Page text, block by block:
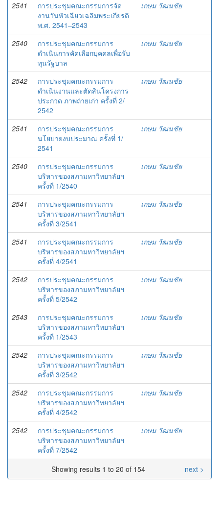
2541
การประชุมคณะกรรมการจัด
งานวันหัวเฉียวเฉลิมพระเกียรติ
พ.ศ. 2541–2543
เกษม วัฒนชัย
2540
การประชุมคณะกรรมการ
ดำเนินการคัดเลือกบุคคลเพื่อรับ
ทุนรัฐบาล
เกษม วัฒนชัย
2542
การประชุมคณะกรรมการ
ดำเนินงานและตัดสินโครงการ
ประกวด ภาพถ่ายเก่า ครั้งที่ 2/
2542
เกษม วัฒนชัย
2541
การประชุมคณะกรรมการ
นโยบายงบประมาณ ครั้งที่ 1/
2541
เกษม วัฒนชัย
2540
การประชุมคณะกรรมการ
บริหารของสภามหาวิทยาลัยฯ
ครั้งที่ 1/2540
เกษม วัฒนชัย
2541
การประชุมคณะกรรมการ
บริหารของสภามหาวิทยาลัยฯ
ครั้งที่ 3/2541
เกษม วัฒนชัย
2541
การประชุมคณะกรรมการ
บริหารของสภามหาวิทยาลัยฯ
ครั้งที่ 4/2541
เกษม วัฒนชัย
2542
การประชุมคณะกรรมการ
บริหารของสภามหาวิทยาลัยฯ
ครั้งที่ 5/2542
เกษม วัฒนชัย
2543
การประชุมคณะกรรมการ
บริหารของสภามหาวิทยาลัยฯ
ครั้งที่ 1/2543
เกษม วัฒนชัย
2542
การประชุมคณะกรรมการ
บริหารของสภามหาวิทยาลัยฯ
ครั้งที่ 3/2542
เกษม วัฒนชัย
2542
การประชุมคณะกรรมการ
บริหารของสภามหาวิทยาลัยฯ
ครั้งที่ 4/2542
เกษม วัฒนชัย
2542
การประชุมคณะกรรมการ
บริหารของสภามหาวิทยาลัยฯ
ครั้งที่ 7/2542
เกษม วัฒนชัย
Showing results 1 to 20 of 154 next >